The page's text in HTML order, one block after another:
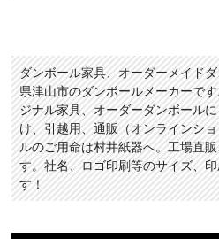
ダンボール家具、オーダーメイド
県津山市のダンボールメーカーで
ジナル家具、オーダーダンボール
け、引越用、通販（オンラインシ
ルのご用命は村井紙器へ。工場直
す。社名、ロゴ印刷等のサイズ、
す！